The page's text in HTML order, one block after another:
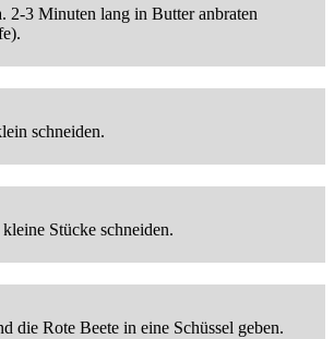
2-3 Minuten lang in Butter anbraten
schneiden.
Stücke schneiden.
die Rote Beete in eine Schüssel geben.